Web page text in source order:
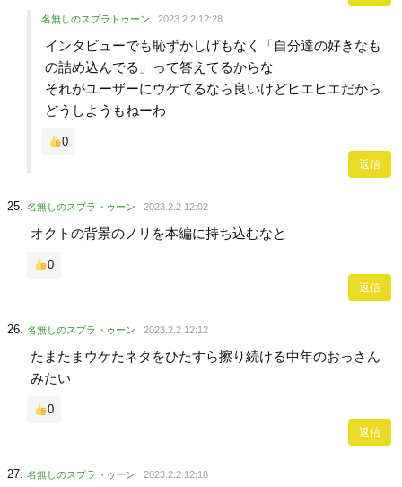
名無しのスプラトゥーン 2023.2.2 12:28
インタビューでも恥ずかしげもなく「自分達の好きなも
の詰め込んでる」って答えてるからな
それがユーザーにウケてるなら良いけどヒエヒエだから
どうしようもねーわ
0
返信
名無しのスプラトゥーン 2023.2.2 12:02
オクトの背景のノリを本編に持ち込むなと
0
返信
名無しのスプラトゥーン 2023.2.2 12:12
たまたまウケたネタをひたすら擦り続ける中年のおっさん
みたい
0
返信
名無しのスプラトゥーン 2023.2.2 12:18